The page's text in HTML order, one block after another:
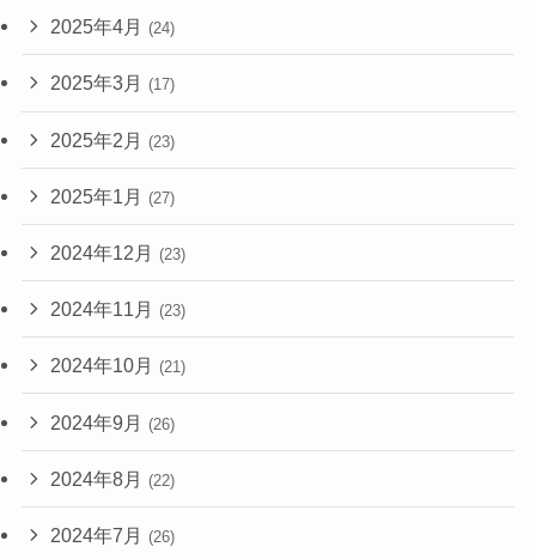
2025年4月 (24)
2025年3月 (17)
2025年2月 (23)
2025年1月 (27)
2024年12月 (23)
2024年11月 (23)
2024年10月 (21)
2024年9月 (26)
2024年8月 (22)
2024年7月 (26)